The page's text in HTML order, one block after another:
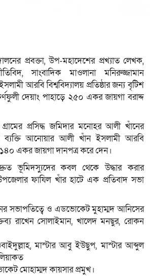
প্রবক্তা, উপ-মহাদেশের প্রখ্যাত লেখক,
সাংবাদিক মাওলানা মনিরুজ্জামান
আরবি বিশ্ববিদ্যালয় প্রতিষ্ঠার জন্য বৃটিশ
দেয়াং পাহাড়ে ২৫০ একর জায়গা বরাদ্দ
প্রসিদ্ধ জমিদার মনোহর আলী খাঁনের
আনোয়ার আলী খাঁন ইসলামী আরবি
১৪০ একর জায়গা দানপত্র করে দেন।
ভূমিদস্যুদের কবল থেকে উদ্ধার করার
ফাযিল খাঁর হাটে এক প্রতিবাদ সভা
সভাপতিত্বে ও এডভোকেট মুহাম্মদ আনিসের
রাখেন সোলাইমান, খালেদ মনছুর, রোকন
মাস্টার আবু ইউছুপ, মাস্টার আব্দুল
মোহাম্মদ কায়সার প্রমুখ।